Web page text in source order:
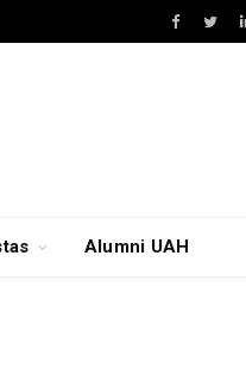
Facebook
Alumni UAH